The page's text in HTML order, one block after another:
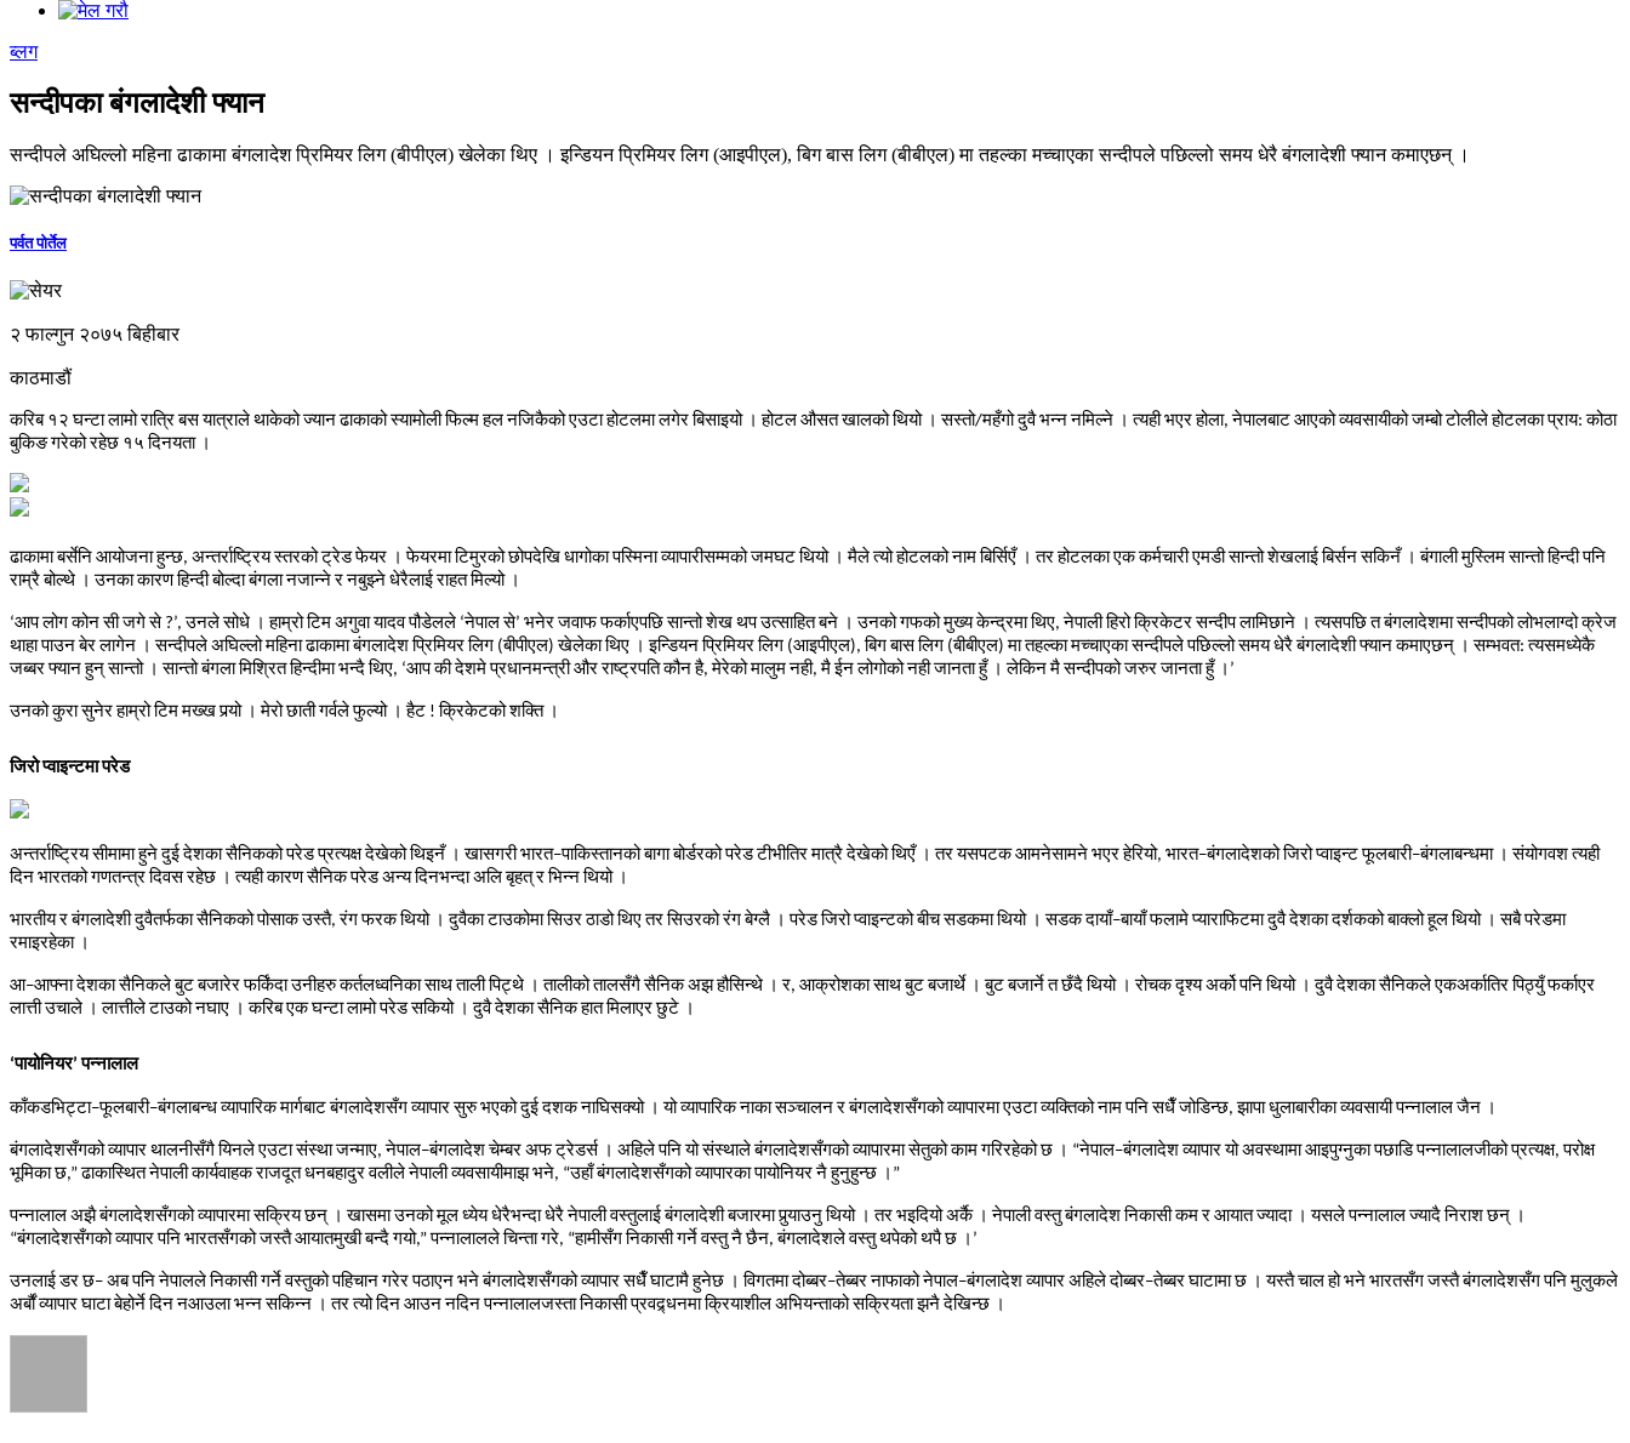
ब्लग
सन्दीपका बंगलादेशी फ्यान
सन्दीपले अघिल्लो महिना ढाकामा बंगलादेश प्रिमियर लिग (बीपीएल) खेलेका थिए । इन्डियन प्रिमियर लिग (आइपीएल), बिग बास लिग (बीबीएल) मा तहल्का मच्चाएका सन्दीपले पछिल्लो समय धेरै बंगलादेशी फ्यान कमाएछन् ।
पर्वत पोर्तेल
२ फाल्गुन २०७५ बिहीबार
काठमाडौं
करिब १२ घन्टा लामो रात्रि बस यात्राले थाकेको ज्यान ढाकाको स्यामोली फिल्म हल नजिकैको एउटा होटलमा लगेर बिसाइयो । होटल औसत खालको थियो । सस्तो/महँगो दुवै भन्न नमिल्ने । त्यही भएर होला,नेपालबाट आएको व्यवसायीको जम्बो टोलीले होटलका प्राय:कोठा
बुकिङ गरेको रहेछ १५ दिनयता ।
ढाकामा बर्सेनि आयोजना हुन्छ, अन्तर्राष्ट्रिय स्तरको ट्रेड फेयर । फेयरमा टिमुरको छोपदेखि धागोका पस्मिना व्यापारीसम्मको जमघट थियो । मैले त्यो होटलको नाम बिर्सिएँ । तर होटलका एक कर्मचारी एमडी सान्तो शेखलाई बिर्सन सकिनँ । बंगाली मुस्लिम सान्तो हिन्दी पनि
राम्रै बोल्थे । उनका कारण हिन्दी बोल्दा बंगला नजान्ने र नबुझ्ने धेरैलाई राहत मिल्यो ।
‘आप लोग कोन सी जगे से?’,उनले सोधे । हाम्रो टिम अगुवा यादव पौडेलले ‘नेपाल से’ भनेर जवाफ फर्काएपछि सान्तो शेख थप उत्साहित बने । उनको गफको मुख्य केन्द्रमा थिए,नेपाली हिरो क्रिकेटर सन्दीप लामिछाने । त्यसपछि त बंगलादेशमा सन्दीपको लोभलाग्दो क्रेज
थाहा पाउन बेर लागेन । सन्दीपले अघिल्लो महिना ढाकामा बंगलादेश प्रिमियर लिग (बीपीएल)खेलेका थिए । इन्डियन प्रिमियर लिग (आइपीएल),बिग बास लिग (बीबीएल)मा तहल्का मच्चाएका सन्दीपले पछिल्लो समय धेरै बंगलादेशी फ्यान कमाएछन् । सम्भवत:त्यसमध्येकै
जब्बर फ्यान हुन् सान्तो । सान्तो बंगला मिश्रित हिन्दीमा भन्दै थिए, ‘आप की देशमे प्रधानमन्त्री और राष्ट्रपति कौन है,मेरेको मालुम नही,मै ईन लोगोको नही जानता हुँ । लेकिन मै सन्दीपको जरुर जानता हुँ । ’
उनको कुरा सुनेर हाम्रो टिम मख्ख पर्यो । मेरो छाती गर्वले फुल्यो । हैट !क्रिकेटको शक्ति ।
जिरो प्वाइन्टमा परेड
अन्तर्राष्ट्रिय सीमामा हुने दुई देशका सैनिकको परेड प्रत्यक्ष देखेको थिइनँ । खासगरी भारत–पाकिस्तानको बागा बोर्डरको परेड टीभीतिर मात्रै देखेको थिएँ । तर यसपटक आमनेसामने भएर हेरियो, भारत–बंगलादेशको जिरो प्वाइन्ट फूलबारी–बंगलाबन्धमा । संयोगवश त्यही
दिन भारतको गणतन्त्र दिवस रहेछ । त्यही कारण सैनिक परेड अन्य दिनभन्दा अलि बृहत् र भिन्न थियो ।
भारतीय र बंगलादेशी दुवैतर्फका सैनिकको पोसाक उस्तै,रंग फरक थियो । दुवैका टाउकोमा सिउर ठाडो थिए तर सिउरको रंग बेग्लै । परेड जिरो प्वाइन्टको बीच सडकमा थियो । सडक दायाँ–बायाँ फलामे प्याराफिटमा दुवै देशका दर्शकको बाक्लो हूल थियो । सबै परेडमा
रमाइरहेका ।
आ–आफ्ना देशका सैनिकले बुट बजारेर फर्किंदा उनीहरु कर्तलध्वनिका साथ ताली पिट्थे । तालीको तालसँगै सैनिक अझ हौसिन्थे । र, आक्रोशका साथ बुट बजार्थे । बुट बजार्ने त छँदै थियो । रोचक दृश्य अर्को पनि थियो । दुवै देशका सैनिकले एकअर्कातिर पिठ्युँ फर्काएर
लात्ती उचाले । लात्तीले टाउको नघाए । करिब एक घन्टा लामो परेड सकियो । दुवै देशका सैनिक हात मिलाएर छुटे ।
‘पायोनियर’पन्नालाल
काँकडभिट्टा–फूलबारी–बंगलाबन्ध व्यापारिक मार्गबाट बंगलादेशसँग व्यापार सुरु भएको दुई दशक नाघिसक्यो । यो व्यापारिक नाका सञ्चालन र बंगलादेशसँगको व्यापारमा एउटा व्यक्तिको नाम पनि सधैँ जोडिन्छ,झापा धुलाबारीका व्यवसायी पन्नालाल जैन ।
बंगलादेशसँगको व्यापार थालनीसँगै यिनले एउटा संस्था जन्माए,नेपाल–बंगलादेश चेम्बर अफ ट्रेडर्स । अहिले पनि यो संस्थाले बंगलादेशसँगको व्यापारमा सेतुको काम गरिरहेको छ । “नेपाल–बंगलादेश व्यापार यो अवस्थामा आइपुग्नुका पछाडि पन्नालालजीको प्रत्यक्ष,परोक्ष
भूमिका छ,”ढाकास्थित नेपाली कार्यवाहक राजदूत धनबहादुर वलीले नेपाली व्यवसायीमाझ भने, “उहाँ बंगलादेशसँगको व्यापारका पायोनियर नै हुनुहुन्छ । ”
पन्नालाल अझै बंगलादेशसँगको व्यापारमा सक्रिय छन् । खासमा उनको मूल ध्येय धेरैभन्दा धेरै नेपाली वस्तुलाई बंगलादेशी बजारमा पुर्याउनु थियो । तर भइदियो अर्कै । नेपाली वस्तु बंगलादेश निकासी कम र आयात ज्यादा । यसले पन्नालाल ज्यादै निराश छन् ।
“बंगलादेशसँगको व्यापार पनि भारतसँगको जस्तै आयातमुखी बन्दै गयो,”पन्नालालले चिन्ता गरे, “हामीसँग निकासी गर्ने वस्तु नै छैन,बंगलादेशले वस्तु थपेको थपै छ । ’
उनलाई डर छ– अब पनि नेपालले निकासी गर्ने वस्तुको पहिचान गरेर पठाएन भने बंगलादेशसँगको व्यापार सधैँ घाटामै हुनेछ । विगतमा दोब्बर–तेब्बर नाफाको नेपाल–बंगलादेश व्यापार अहिले दोब्बर–तेब्बर घाटामा छ । यस्तै चाल हो भने भारतसँग जस्तै बंगलादेशसँग पनि मुलुकले
अर्बौं व्यापार घाटा बेहोर्ने दिन नआउला भन्न सकिन्न । तर त्यो दिन आउन नदिन पन्नालालजस्ता निकासी प्रवद्र्धनमा क्रियाशील अभियन्ताको सक्रियता झनै देखिन्छ ।